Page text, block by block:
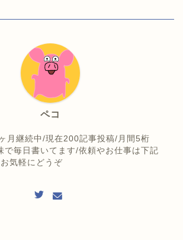
ペコ
月継続中/現在200記事投稿/月間5桁
で毎日書いてます/依頼やお仕事は下記
気軽にどうぞ